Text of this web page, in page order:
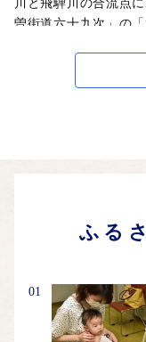
川と飛騨川の合流点
曽街道六十九次」の
栄えたまちというこ
商業の中心として栄
役所が一体となって
健康な心・体・社会
個
ふる
01